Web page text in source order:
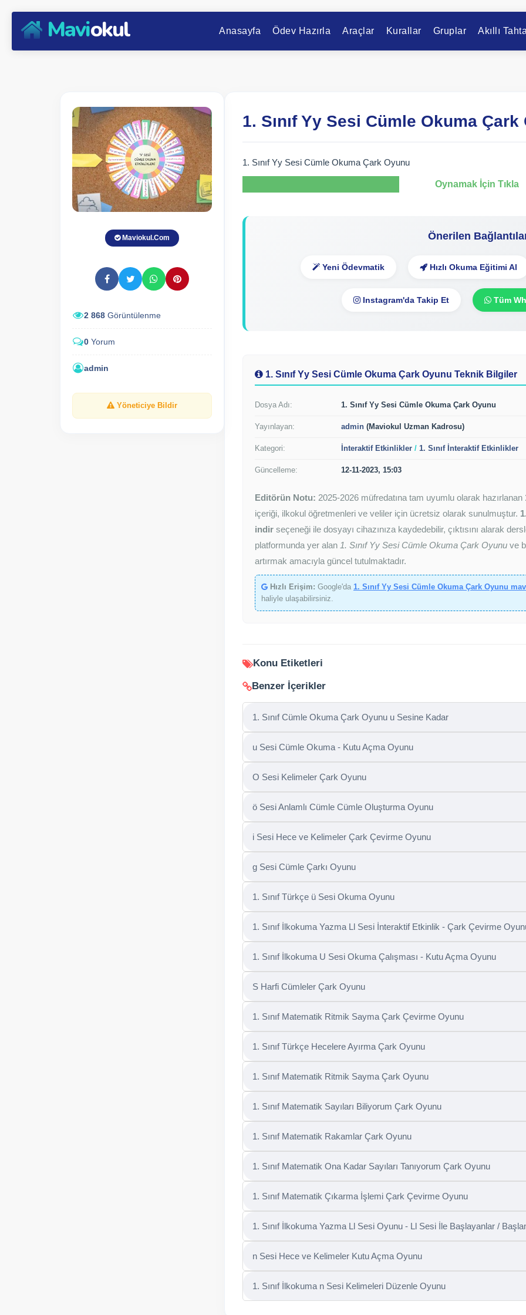
Maviokul Anasayfa Ödev Hazırla Araçlar Kurallar Gruplar Akıllı
Maviokul.Com
2 868 Görüntülenme
0 Yorum
admin
Yöneticiye Bildir
1. Sınıf Yy Sesi Cümle Okuma Çark
1. Sınıf Yy Sesi Cümle Okuma Çark Oyunu
Oynamak İçin Tıkla
Önerilen
Yeni Ödevmatik Hızlı Okuma Eğitimi Al
Instagram'da Takip Et Tüm
1. Sınıf Yy Sesi Cümle Okuma Çark Oyunu Teknik Bilgiler
Dosya Adı: 1. Sınıf Yy Sesi Cümle Okuma Çark Oyunu
Yayınlayan: admin (Maviokul Uzman Kadrosu)
Kategori: İnteraktif Etkinlikler / 1. Sınıf İnteraktif Etkinlikler
Güncelleme: 12-11-2023, 15:03
Editörün Notu: 2025-2026 müfredatına tam uyumlu olarak hazırlanan
içeriği, ilkokul öğretmenleri ve veliler için ücretsiz olarak sunulmuştur.
indir seçeneği ile dosyayı cihazınıza kaydedebilir, çıktısını alarak
platformunda yer alan 1. Sınıf Yy Sesi Cümle Okuma Çark Oyunu ve
artırmak amacıyla güncel tutulmaktadır.
Hızlı Erişim: Google'da 1. Sınıf Yy Sesi Cümle Okuma Çark Oyunu
haliyle ulaşabilirsiniz.
Konu Etiketleri
Benzer İçerikler
1. Sınıf Cümle Okuma Çark Oyunu u Sesine Kadar
u Sesi Cümle Okuma - Kutu Açma Oyunu
O Sesi Kelimeler Çark Oyunu
ö Sesi Anlamlı Cümle Cümle Oluşturma Oyunu
i Sesi Hece ve Kelimeler Çark Çevirme Oyunu
g Sesi Cümle Çarkı Oyunu
1. Sınıf Türkçe ü Sesi Okuma Oyunu
1. Sınıf İlkokuma Yazma Ll Sesi İnteraktif Etkinlik - Çark Çevirme
1. Sınıf İlkokuma U Sesi Okuma Çalışması - Kutu Açma Oyunu
S Harfi Cümleler Çark Oyunu
1. Sınıf Matematik Ritmik Sayma Çark Çevirme Oyunu
1. Sınıf Türkçe Hecelere Ayırma Çark Oyunu
1. Sınıf Matematik Ritmik Sayma Çark Oyunu
1. Sınıf Matematik Sayıları Biliyorum Çark Oyunu
1. Sınıf Matematik Rakamlar Çark Oyunu
1. Sınıf Matematik Ona Kadar Sayıları Tanıyorum Çark Oyunu
1. Sınıf Matematik Çıkarma İşlemi Çark Çevirme Oyunu
1. Sınıf İlkokuma Yazma Ll Sesi Oyunu - Ll Sesi İle Başlayanlar /
n Sesi Hece ve Kelimeler Kutu Açma Oyunu
1. Sınıf İlkokuma n Sesi Kelimeleri Düzenle Oyunu